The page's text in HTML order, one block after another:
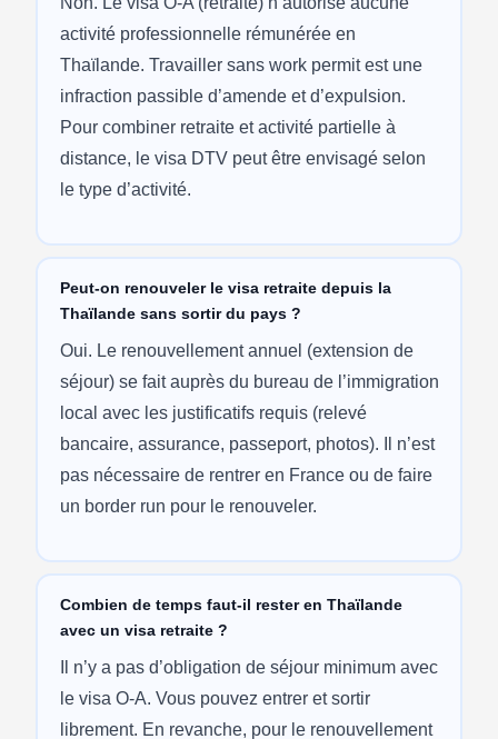
activité professionnelle rémunérée en
Thaïlande. Travailler sans work permit est une
infraction passible d’amende et d’expulsion.
Pour combiner retraite et activité partielle à
distance, le visa DTV peut être envisagé selon
le type d’activité.
Peut-on renouveler le visa retraite depuis la
Thaïlande sans sortir du pays ?
Oui. Le renouvellement annuel (extension de
séjour) se fait auprès du bureau de l’immigration
local avec les justificatifs requis (relevé
bancaire, assurance, passeport, photos). Il n’est
pas nécessaire de rentrer en France ou de faire
un border run pour le renouveler.
Combien de temps faut-il rester en Thaïlande
avec un visa retraite ?
Il n’y a pas d’obligation de séjour minimum avec
le visa O-A. Vous pouvez entrer et sortir
librement. En revanche, pour le renouvellement